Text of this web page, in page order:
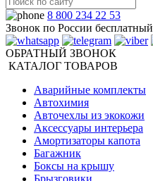
8 800 234 22 53
Звонок по России бесплатный
ОБРАТНЫЙ ЗВОНОК
КАТАЛОГ ТОВАРОВ
Аварийные комплекты
Автохимия
Авточехлы из экокожи
Аксессуары интерьера
Амортизаторы капота
Багажник
Боксы на крышу
Брызговики